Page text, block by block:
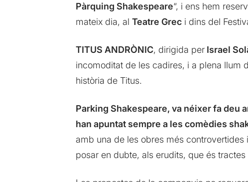
Pàrquing Shakespeare“, i ens hem
mateix dia, al Teatre Greci dins del
TITUS ANDRÒNIC, dirigida perIsrael
incomoditat de les cadires, i a plena llum
història de Titus.
Parking Shakespeare, va néixer fa deu
han apuntat sempre a les comèdies
amb una de les obres més controvertides
posar en dubte, als erudits, que és tractes